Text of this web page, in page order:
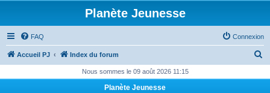
Planète Jeunesse
FAQ Connexion
Accueil PJ Index du forum
Nous sommes le 09 août 2026 11:15
Planète Jeunesse